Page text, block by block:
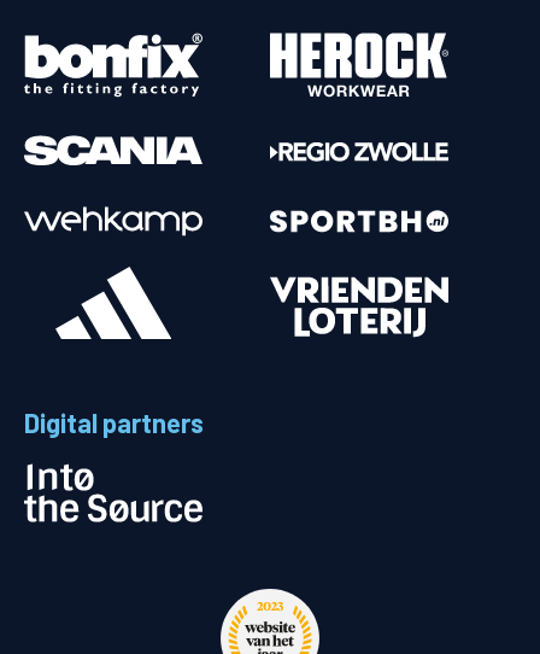
Digital partners